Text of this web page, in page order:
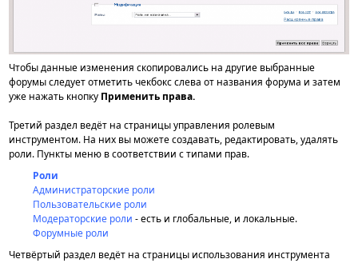
Чтобы данные изменения скопировались на другие выбранные
форумы следует отметить чекбокс слева от названия форума и затем
уже нажать кнопку Применить права.
Третий раздел ведёт на страницы управления ролевым
инструментом. На них вы можете создавать, редактировать, удалять
роли. Пункты меню в соответствии с типами прав.
Роли
Администраторские роли
Пользовательские роли
Модераторские роли- есть и глобальные, и локальные.
Форумные роли
Четвёртый раздел ведёт на страницы использования инструмента